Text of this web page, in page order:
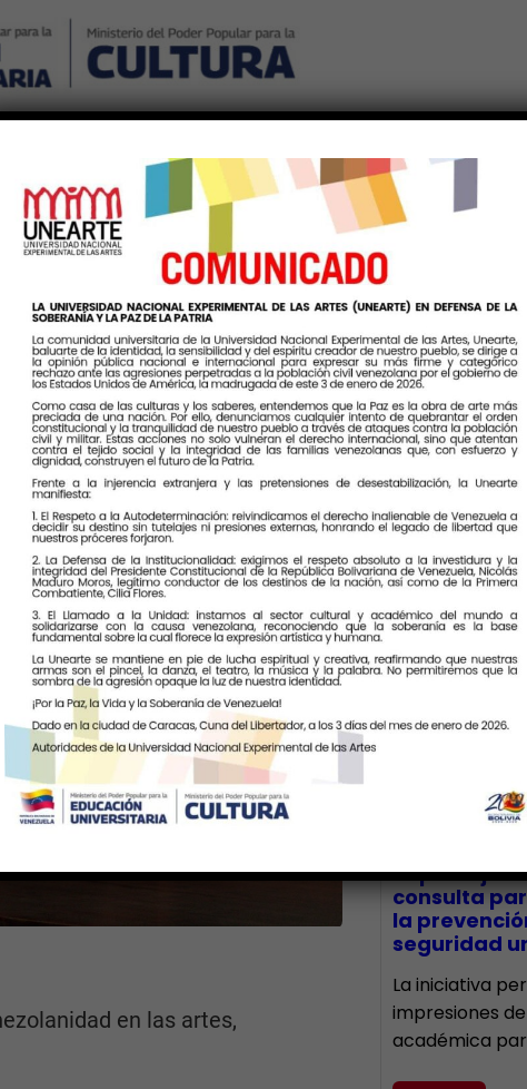
el arte como
en las artes,
Últimas
CECA
impulsó
consulta
la
seguridad
La iniciativa
impresiones
académica